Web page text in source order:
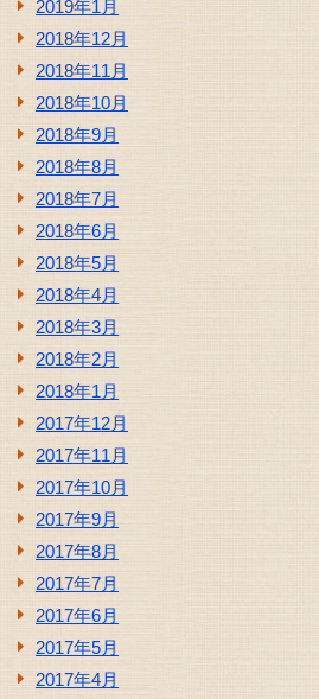
2019年1月
2018年12月
2018年11月
2018年10月
2018年9月
2018年8月
2018年7月
2018年6月
2018年5月
2018年4月
2018年3月
2018年2月
2018年1月
2017年12月
2017年11月
2017年10月
2017年9月
2017年8月
2017年7月
2017年6月
2017年5月
2017年4月